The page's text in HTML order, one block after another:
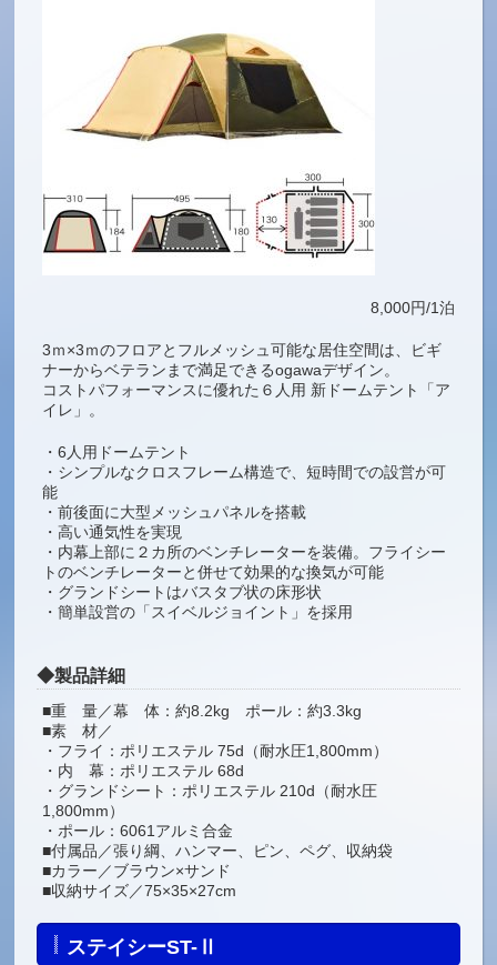
8,000円/1泊
3ｍ×3ｍのフロアとフルメッシュ可能な居住空間は、ビギ
ナーからベテランまで満足できるogawaデザイン。
コストパフォーマンスに優れた６人用 新ドームテント「ア
イレ」。
・6人用ドームテント
・シンプルなクロスフレーム構造で、短時間での設営が可
能
・前後面に大型メッシュパネルを搭載
・高い通気性を実現
・内幕上部に２カ所のベンチレーターを装備。フライシー
トのベンチレーターと併せて効果的な換気が可能
・グランドシートはバスタブ状の床形状
・簡単設営の「スイベルジョイント」を採用
◆製品詳細
■重 量／幕 体：約8.2kg ポール：約3.3kg
■素 材／
・フライ：ポリエステル 75d（耐水圧1,800mm）
・内 幕：ポリエステル 68d
・グランドシート：ポリエステル 210d（耐水圧
1,800mm）
・ポール：6061アルミ合金
■付属品／張り綱、ハンマー、ピン、ペグ、収納袋
■カラー／ブラウン×サンド
■収納サイズ／75×35×27cm
ステイシーST-Ⅱ